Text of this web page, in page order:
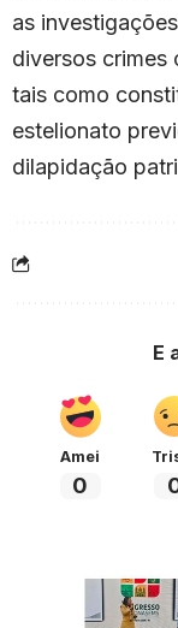
as
diversos crimes
tais como
estelionato
dilapidação
E
Amei
0